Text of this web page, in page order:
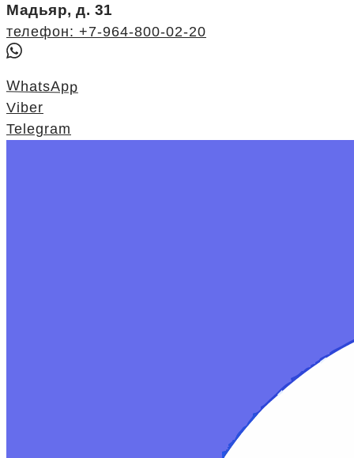
Мадьяр, д. 31
телефон: +7-964-800-02-20
WhatsApp
Viber
Telegram